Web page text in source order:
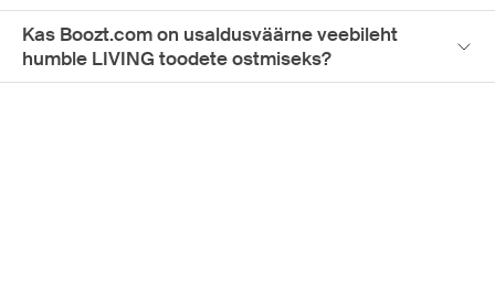
Kas Boozt.com on usaldusväärne veebileht
humble LIVING toodete ostmiseks?